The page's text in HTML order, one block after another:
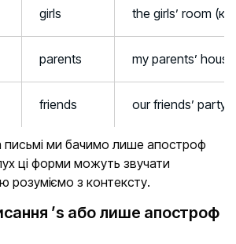
girls the girls’ room
parents my parents’
friends our friends’ party
письмі ми бачимо лише апостроф
ці форми можуть звучати
розуміємо з контексту.
’s або лише апостроф